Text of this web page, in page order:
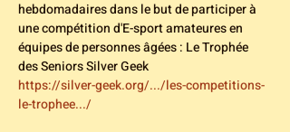
hebdomadaires dans le but de participer à
une compétition d'E-sport amateures en
équipes de personnes âgées : Le Trophée
des Seniors Silver Geek
https://silver-geek.org/.../les-competitions-
le-trophee.../